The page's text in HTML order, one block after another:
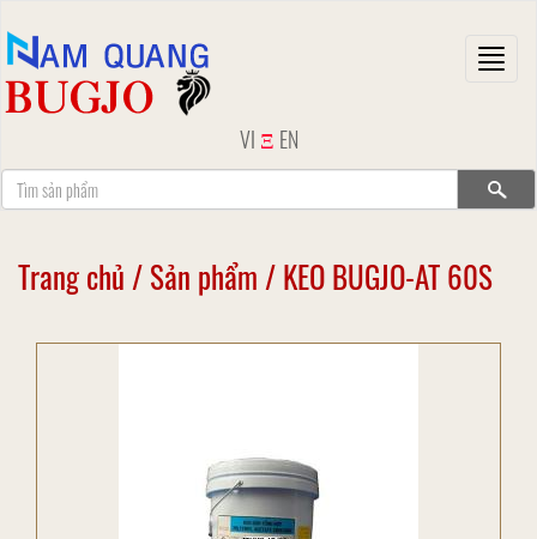
VI Ξ EN
Trang chủ /Sản phẩm /KEO BUGJO-AT 60S